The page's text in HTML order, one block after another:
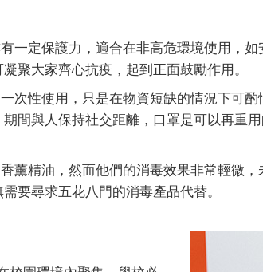
一定保護力，適合在非高危環境使用，
聚大家齊心抗疫，起到正面鼓勵作用。
次性使用，只是在物資短缺的情況下可
間與人保持社交距離，口罩是可以再重
薰精油，然而他們的消毒效果非常輕微
要尋求五花八門的消毒產品代替。